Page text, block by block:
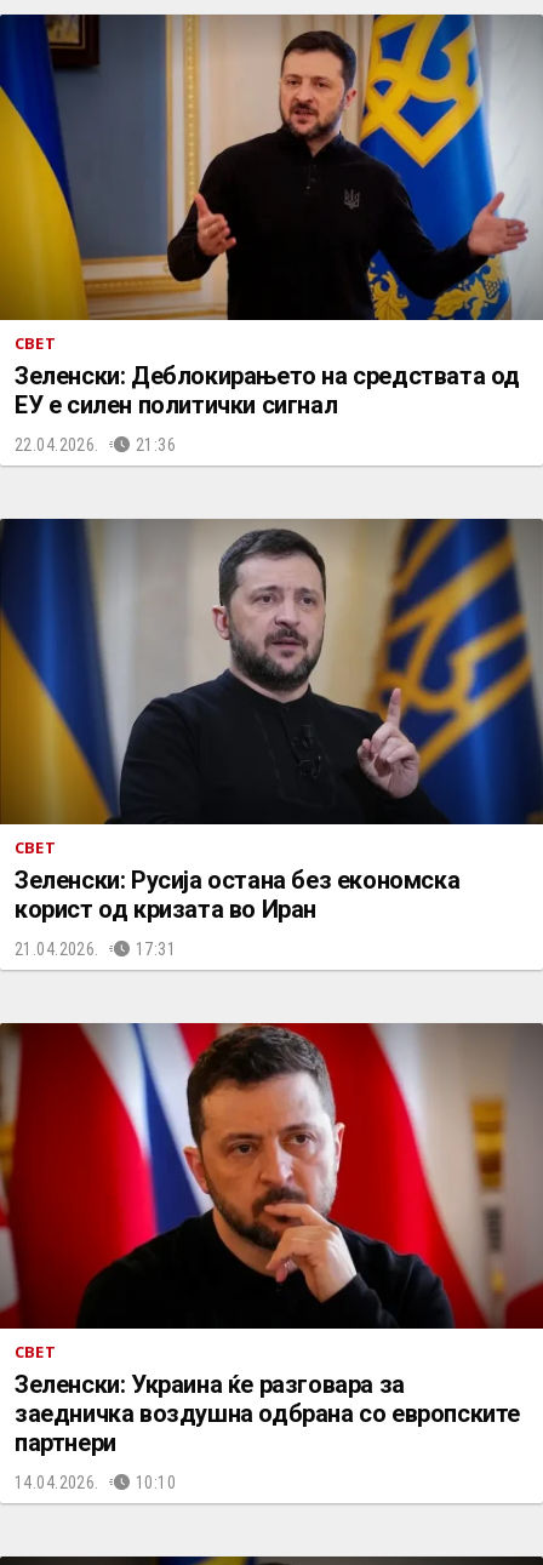
СВЕТ
Зеленски: Деблокирањето на средствата од
ЕУ е силен политички сигнал
22.04.2026. 21:36
СВЕТ
Зеленски: Русија остана без економска
корист од кризата во Иран
21.04.2026. 17:31
СВЕТ
Зеленски: Украина ќе разговара за
заедничка воздушна одбрана со европските
партнери
14.04.2026. 10:10